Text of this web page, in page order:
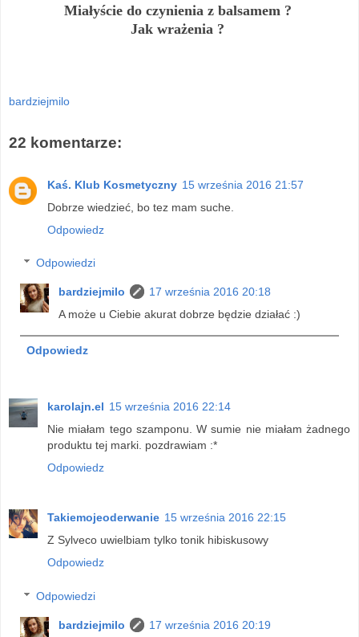
Miałyście do czynienia z balsamem ?
Jak wrażenia ?
bardziejmilo
22 komentarze:
Kaś. Klub Kosmetyczny 15 września 2016 21:57
Dobrze wiedzieć, bo tez mam suche.
Odpowiedz
Odpowiedzi
bardziejmilo
17 września 2016 20:18
A może u Ciebie akurat dobrze będzie działać :)
Odpowiedz
karolajn.el 15 września 2016 22:14
Nie miałam tego szamponu. W sumie nie miałam żadnego
produktu tej marki. pozdrawiam :*
Odpowiedz
Takiemojeoderwanie 15 września 2016 22:15
Z Sylveco uwielbiam tylko tonik hibiskusowy
Odpowiedz
Odpowiedzi
bardziejmilo
17 września 2016 20:19